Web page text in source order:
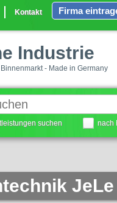
Kontakt Firma
Industrie
- Made in Germany
suchen nach